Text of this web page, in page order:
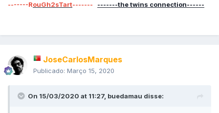
-------RouGh2sTart------- -------the twins connection------
JoseCarlosMarques
Publicado: Março 15, 2020
On 15/03/2020 at 11:27, buedamau disse: